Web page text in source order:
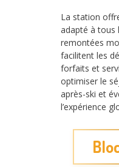
La station
adapté à tous
remontées
facilitent les
forfaits et
optimiser le
après-ski et
l’expérience